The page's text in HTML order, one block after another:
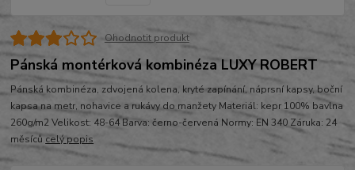
Ohodnotit produkt
Pánská montérková kombinéza LUXY ROBERT
Pánská kombinéza, zdvojená kolena, kryté zapínání, náprsní kapsy, boční
kapsa na metr, nohavice a rukávy do manžety Materiál: kepr 100% bavlna
260g/m2 Velikost: 48-64 Barva: černo-červená Normy: EN 340 Záruka: 24
měsíců celý popis